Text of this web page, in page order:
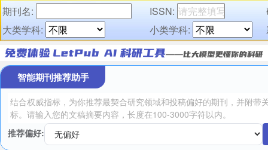
期刊名: ISSN:
大类学科:
小类学科:
智能期刊推荐助手
推荐偏好: